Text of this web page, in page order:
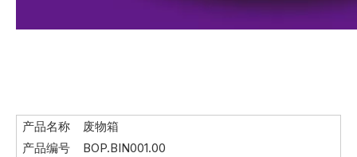
产品名称
废物箱
产品编号
BOP.BIN001.00